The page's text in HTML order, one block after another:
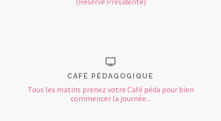
CAFÉ PÉDAGOGIQUE
Tous les matins prenez votre Café péda pour bien
commencer la journée...